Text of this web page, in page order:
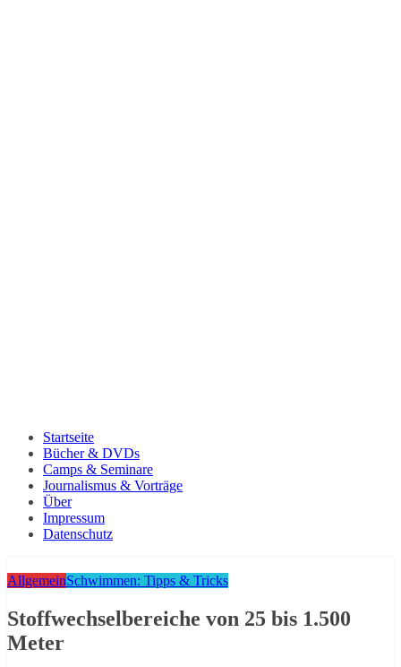
Startseite
Bücher & DVDs
Camps & Seminare
Journalismus & Vorträge
Über
Impressum
Datenschutz
AllgemeinSchwimmen: Tipps & Tricks
Stoffwechselbereiche von 25 bis 1.500
Meter